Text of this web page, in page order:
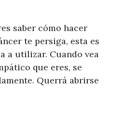
saber cómo hacer
te persiga, esta es
a utilizar. Cuando vea
que eres, se
Querrá abrirse